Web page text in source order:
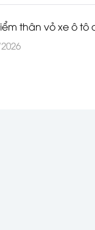
thân vỏ xe ô tô